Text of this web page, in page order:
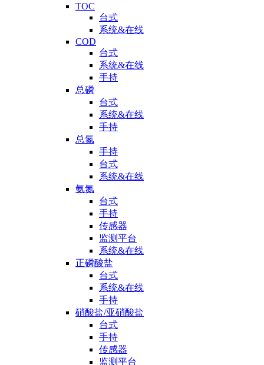
TOC
台式
系统&在线
COD
台式
系统&在线
手持
总磷
台式
系统&在线
手持
总氮
手持
台式
系统&在线
氨氮
台式
手持
传感器
监测平台
系统&在线
正磷酸盐
台式
系统&在线
手持
硝酸盐/亚硝酸盐
台式
手持
传感器
监测平台